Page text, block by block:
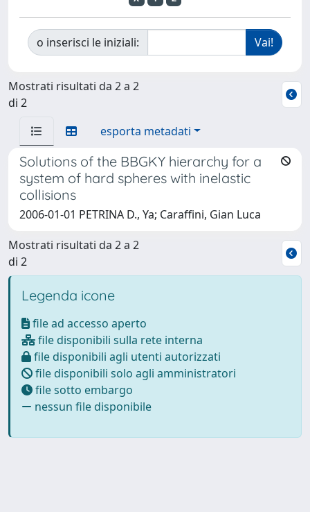
o inserisci le iniziali:
Mostrati risultati da 2 a 2
di 2
esporta metadati
Solutions of the BBGKY hierarchy for a
system of hard spheres with inelastic
collisions
2006-01-01 PETRINA D., Ya; Caraffini, Gian Luca
Mostrati risultati da 2 a 2
di 2
Legenda icone
file ad accesso aperto
file disponibili sulla rete interna
file disponibili agli utenti autorizzati
file disponibili solo agli amministratori
file sotto embargo
nessun file disponibile